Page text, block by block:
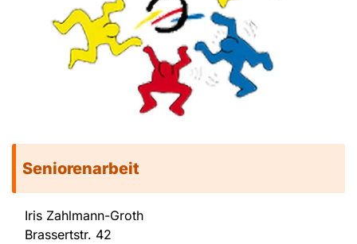
Seniorenarbeit
Iris Zahlmann-Groth
Brassertstr. 42